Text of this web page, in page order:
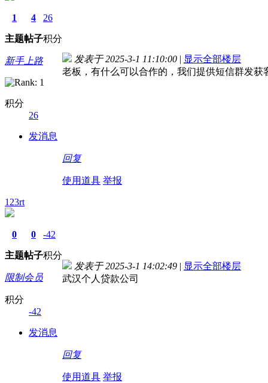
1
主题
4
帖子
26
积分
新手上路
积分
26
发消息
发表于 2025-3-1 11:10:00 | 显示全部楼层
老板，有什么可以合作的，我们提供短信群发
回复
使用道具 举报
123rt
0
主题
0
帖子
-42
积分
限制会员
积分
-42
发消息
发表于 2025-3-1 14:02:49 | 显示全部楼层
武汉个人贷款公司
回复
使用道具 举报